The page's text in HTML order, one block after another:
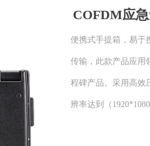
COFDM应
便携式手提箱，易于
传输，此款产品应用
程碑产品。采用高效
辨率达到（